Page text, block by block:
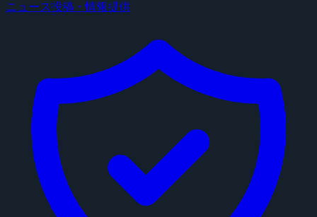
ニュース投稿・情報提供